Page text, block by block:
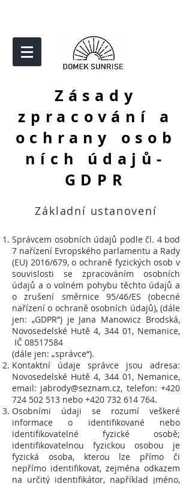
Zásady
zpracování a
ochrany osob
ních údajů-
GDPR
Základní ustanovení
Správcem osobních údajů podle čl. 4 bod
7 nařízení Evropského parlamentu a Rady
(EU) 2016/679, o ochraně fyzických osob v
souvislosti se zpracováním osobních
údajů a o volném pohybu těchto údajů a
o zrušení směrnice 95/46/ES (obecné
nařízení o ochraně osobních údajů), (dále
jen: „GDPR”) je Jana Manowicz Brodská,
Novosedelské Hutě 4, 344 01, Nemanice,
IČ 08517584
(dále jen: „správce“).
Kontaktní údaje správce jsou adresa:
Novosedelské Hutě 4, 344 01, Nemanice,
email: jabrody@seznam.cz, telefon:+420
724 502 513 nebo +420 732 614 764.
Osobními údaji se rozumí veškeré
informace o identifikované nebo
identifikovatelné fyzické osobě;
identifikovatelnou fyzickou osobou je
fyzická osoba, kterou lze přímo či
nepřímo identifikovat, zejména odkazem
na určitý identifikátor, například jméno,